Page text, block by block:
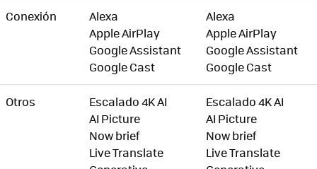
Conexión
Alexa
Apple AirPlay
Google Assistant
Google Cast
Alexa
Apple AirPlay
Google Assistant
Google Cast
Otros
Escalado 4K AI
AI Picture
Now brief
Live Translate
Escalado 4K AI
AI Picture
Now brief
Live Translate